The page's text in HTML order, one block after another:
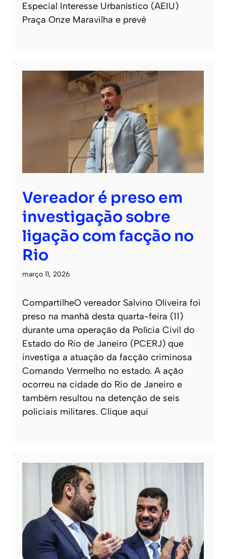
Especial Interesse Urbanístico (AEIU)
Praça Onze Maravilha e prevê
Vereador é preso em
investigação sobre
ligação com facção no
Rio
março 11, 2026
CompartilheO vereador Salvino Oliveira foi
preso na manhã desta quarta-feira (11)
durante uma operação da Polícia Civil do
Estado do Rio de Janeiro (PCERJ) que
investiga a atuação da facção criminosa
Comando Vermelho no estado. A ação
ocorreu na cidade do Rio de Janeiro e
também resultou na detenção de seis
policiais militares. Clique aqui